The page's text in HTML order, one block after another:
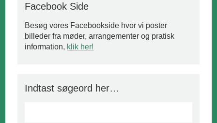
Facebook Side
Besøg vores Facebookside hvor vi poster
billeder fra møder, arrangementer og pratisk
information, klik her!
Indtast søgeord her…